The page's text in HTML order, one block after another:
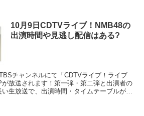
10月9日CDTVライブ！NMB48の
出演時間や見逃し配信はある?
チャンネルにて「CDTVライブ！ライブ
放送されます！第一弾・第二弾と出演者の
生放送で、出演時間・タイムテーブルが気